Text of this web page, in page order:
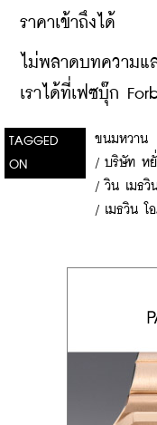
ราคาเข้าถึงได้
ไม่พลาดบทความแ
เราได้ที่เฟซบุ๊ก
TAGGED
ON
ขนมหวาน
/ บริษัท ห
/ วิน เมธวิ
/ เมธวิน โ